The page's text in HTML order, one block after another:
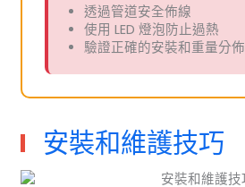
透過管道安全佈線
使用 LED 燈泡防止過熱
驗證正確的安裝和重量分佈
安裝和維護技巧